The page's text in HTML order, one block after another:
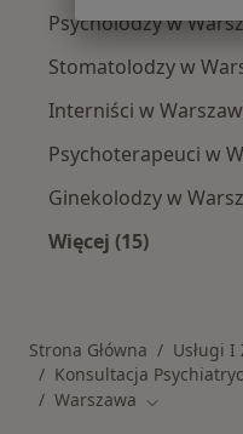
Psycholodzy w
Stomatolodzy w
Interniści w
Psychoterapeuci w
Ginekolodzy w
Więcej (15)
Strona Główna
Usługi I
Konsultacja
Warszawa Zmień miasto